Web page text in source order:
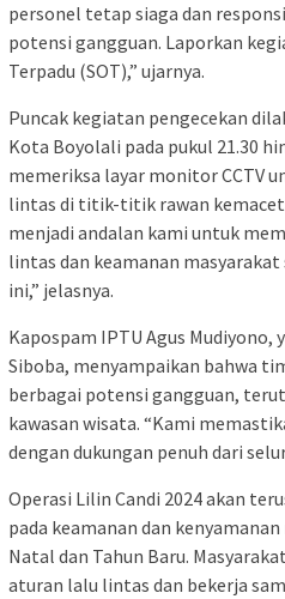
personel tetap siaga dan
potensi gangguan. Laporkan
Terpadu (SOT),” ujarnya.
Puncak kegiatan pengecekan
Kota Boyolali pada pukul 21.30
memeriksa layar monitor CCTV
lintas di titik-titik rawan
menjadi andalan kami untuk
lintas dan keamanan
ini,” jelasnya.
Kapospam IPTU Agus Mudiyono,
Siboba, menyampaikan bahwa
berbagai potensi gangguan,
kawasan wisata. “Kami
dengan dukungan penuh dari
Operasi Lilin Candi 2024 akan
pada keamanan dan
Natal dan Tahun Baru.
aturan lalu lintas dan bekerja